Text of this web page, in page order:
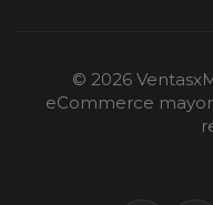
© 2026
eCommerce